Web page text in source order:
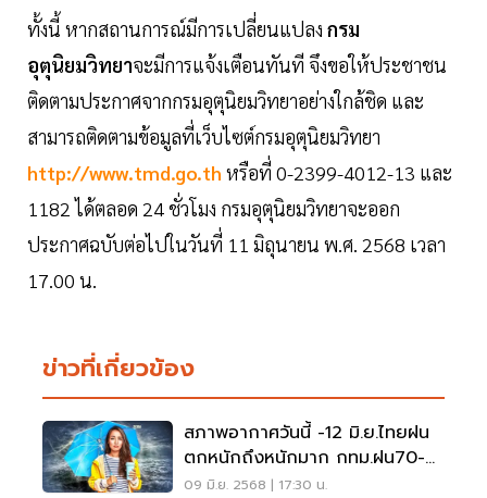
ทั้งนี้ หากสถานการณ์มีการเปลี่ยนแปลง กรม
อุตุนิยมวิทยาจะมีการแจ้งเตือนทันที จึงขอให้ประชาชน
ติดตามประกาศจากกรมอุตุนิยมวิทยาอย่างใกล้ชิด และ
สามารถติดตามข้อมูลที่เว็บไซต์กรมอุตุนิยมวิทยา
http://www.tmd.go.th หรือที่ 0-2399-4012-13 และ
1182 ได้ตลอด 24 ชั่วโมง กรมอุตุนิยมวิทยาจะออก
ประกาศฉบับต่อไปในวันที่ 11 มิถุนายน พ.ศ. 2568 เวลา
17.00 น.
ข่าวที่เกี่ยวข้อง
สภาพอากาศวันนี้ -12 มิ.ย.ไทยฝน
ตกหนักถึงหนักมาก กทม.ฝน70-
80%
09 มิ.ย. 2568 | 17:30 น.